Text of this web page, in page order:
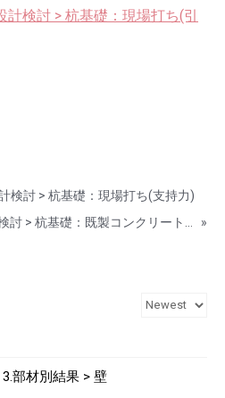
計検討 > 杭基礎：現場打ち(引
検討 > 杭基礎：現場打ち(支持力)
»
部材別結果 > 壁